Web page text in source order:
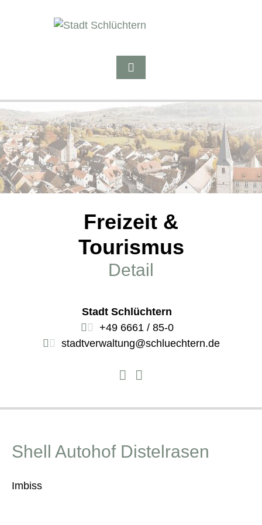
Freizeit &
Tourismus
Detail
Stadt Schlüchtern
+49 6661 / 85-0
stadtverwaltung@schluechtern.de
Shell Autohof Distelrasen
Imbiss